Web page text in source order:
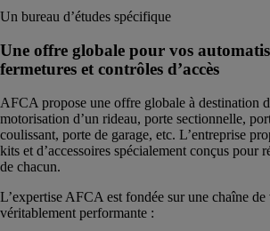
Un bureau d’études spécifique
Une offre globale pour vos
fermetures et contrôles d’accès
AFCA propose une offre globale à destination
motorisation d’un rideau, porte sectionnelle,
coulissant, porte de garage, etc. L’entreprise
kits et d’accessoires spécialement conçus pour
de chacun.
L’expertise AFCA est fondée sur une chaîne
véritablement performante :